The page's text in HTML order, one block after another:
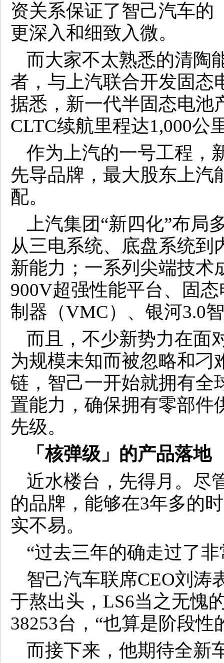
资关系保证了智己汽车的
更深入和细致入微。
而大家不太熟悉的清陶
者，与上汽联合开发固态
据悉，新一代半固态电池
CLTC续航里程达1,000公
作为上汽的一号工程，
先导品牌，最大股东上汽
配。
上汽集团“新四化”布
从三电系统、底盘系统到
新能力；一系列尖端技术
900V超强性能平台、固
制器（VMC）、银河3.0
而且，不少新势力在面
为规模未知而被忽略和刁
链，智己一开始就拥有全
置能力，确保拥有零部件
先级。
「核弹级」的产品落地
近水楼台，先得月。尽
的品牌，能够在3年多的
实不易。
“过去三年的确走过了
智己汽车联席CEO刘涛
于熬出头，LS6当之无愧
38253台，“也算是阶段性
而接下来，他期待全新